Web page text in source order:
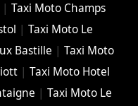
| Taxi Moto Champs
|Taxi Moto Le
Bastille | Taxi Moto
|Taxi Moto Hotel
|Taxi Moto Le